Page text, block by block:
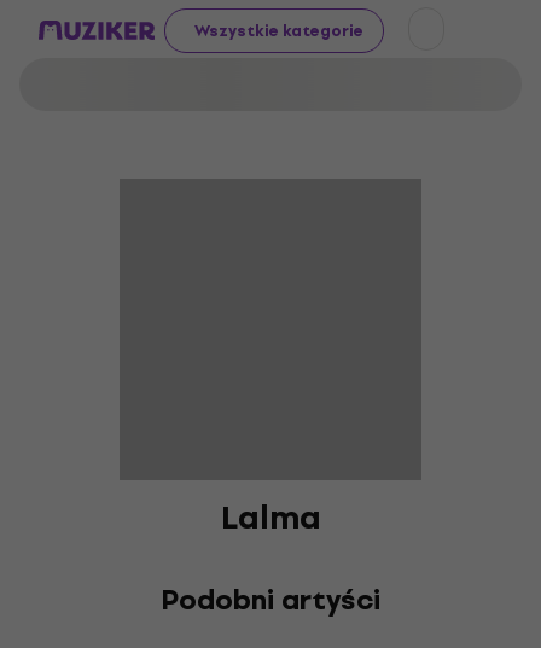
Wszystkie kategorie
Lalma
Podobni artyści